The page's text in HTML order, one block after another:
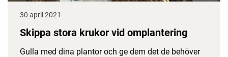
30 april 2021
Skippa stora krukor vid omplantering
Gulla med dina plantor och ge dem det de behöver